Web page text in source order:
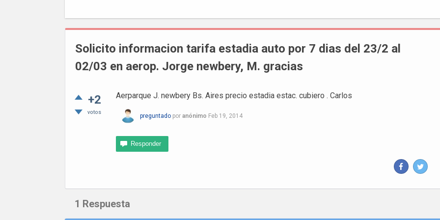
Solicito informacion tarifa estadia auto por 7 dias del 23/2 al
02/03 en aerop. Jorge newbery, M. gracias
+2
votos
Aerparque J. newbery Bs. Aires precio estadia estac. cubiero . Carlos
preguntado por anónimo Feb 19, 2014
1 Respuesta